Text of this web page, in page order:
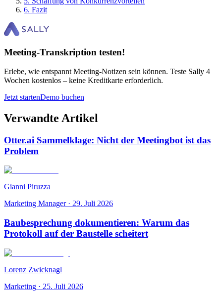
6. Fazit
Meeting-Transkription testen!
Erlebe, wie entspannt Meeting-Notizen sein können. Teste Sally 4
Wochen kostenlos – keine Kreditkarte erforderlich.
Jetzt startenDemo buchen
Verwandte Artikel
Otter.ai Sammelklage: Nicht der Meetingbot ist das
Problem
Gianni Piruzza
Marketing Manager· 29. Juli 2026
Baubesprechung dokumentieren: Warum das
Protokoll auf der Baustelle scheitert
Lorenz Zwicknagl
Marketing · 25. Juli 2026